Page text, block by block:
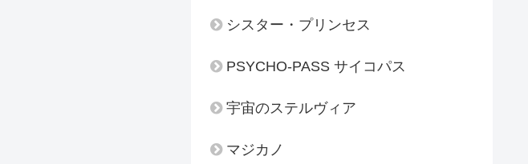
シスター・プリンセス
PSYCHO-PASS サイコパス
宇宙のステルヴィア
マジカノ